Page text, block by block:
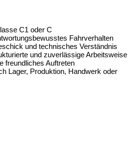
C1 oder C
Fahrverhalten
und technisches Verständnis
und zuverlässige Arbeitsweise
freundliches Auftreten
Lager, Produktion, Handwerk oder